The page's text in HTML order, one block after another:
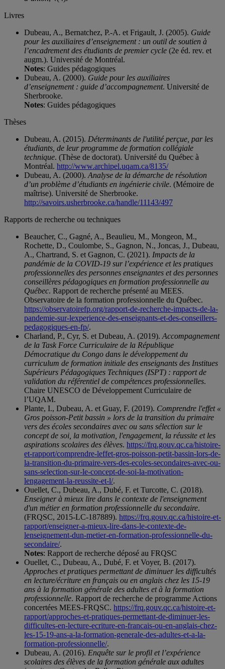
Livres
Dubeau, A., Bernatchez, P.-A. et Frigault, J. (2005). Guide
pour les auxiliaires d’enseignement : un outil de soutien à
l’encadrement des étudiants de premier cycle (2e éd. rev. et
augm.). Université de Montréal.
Notes: Guides pédagogiques
Dubeau, A. (2000). Guide pour les auxiliaires
d’enseignement : guide d’accompagnement. Université de
Sherbrooke.
Notes: Guides pédagogiques
Thèses
Dubeau, A. (2015). Déterminants de l'utilité perçue, par les
étudiants, de leur programme de formation collégiale
technique. (Thèse de doctorat). Université du Québec à
Montréal. http://www.archipel.uqam.ca/8135/
Dubeau, A. (2000). Analyse de la démarche de résolution
d’un problème d’étudiants en ingénierie civile. (Mémoire de
maîtrise). Université de Sherbrooke.
http://savoirs.usherbrooke.ca/handle/11143/497
Rapports de recherche ou techniques
Beaucher, C., Gagné, A., Beaulieu, M., Mongeon, M.,
Rochette, D., Coulombe, S., Gagnon, N., Joncas, J., Dubeau,
A., Chartrand, S. et Gagnon, C. (2021). Impacts de la
pandémie de la COVID-19 sur l’expérience et les pratiques
professionnelles des personnes enseignantes et des personnes
conseillères pédagogiques en formation professionnelle au
Québec. Rapport de recherche présenté au MEES.
Observatoire de la formation professionnelle du Québec.
https://observatoirefp.org/rapport-de-recherche-impacts-de-la-
pandemie-sur-lexperience-des-enseignants-et-des-conseillers-
pedagogiques-en-fp/.
Charland, P., Cyr, S. et Dubeau, A. (2019). Accompagnement
de la Task Force Curriculaire de la République
Démocratique du Congo dans le développement du
curriculum de formation initiale des enseignants des Institues
Supérieurs Pédagogiques Techniques (ISPT) : rapport de
validation du référentiel de compétences professionnelles.
Chaire UNESCO de Développement Curriculaire de
l’UQAM.
Plante, I., Dubeau, A. et Guay, F. (2019). Comprendre l'effet «
Gros poisson-Petit bassin » lors de la transition du primaire
vers des écoles secondaires avec ou sans sélection sur le
concept de soi, la motivation, l'engagement, la réussite et les
aspirations scolaires des élèves. https://frq.gouv.qc.ca/histoire-
et-rapport/comprendre-leffet-gros-poisson-petit-bassin-lors-de-
la-transition-du-primaire-vers-des-ecoles-secondaires-avec-ou-
sans-selection-sur-le-concept-de-soi-la-motivation-
lengagement-la-reussite-et-l/.
Ouellet, C., Dubeau, A., Dubé, F. et Turcotte, C. (2018).
Enseigner à mieux lire dans le contexte de l'enseignement
d'un métier en formation professionnelle du secondaire.
(FRQSC, 2015‐LC‐187889). https://frq.gouv.qc.ca/histoire-et-
rapport/enseigner-a-mieux-lire-dans-le-contexte-de-
lenseignement-dun-metier-en-formation-professionnelle-du-
secondaire/.
Notes: Rapport de recherche déposé au FRQSC
Ouellet, C., Dubeau, A., Dubé, F. et Voyer, B. (2017).
Approches et pratiques permettant de diminuer les difficultés
en lecture/écriture en français ou en anglais chez les 15-19
ans à la formation générale des adultes et à la formation
professionnelle. Rapport de recherche de programme Actions
concertées MEES-FRQSC. https://frq.gouv.qc.ca/histoire-et-
rapport/approches-et-pratiques-permettant-de-diminuer-les-
difficultes-en-lecture-ecriture-en-francais-ou-en-anglais-chez-
les-15-19-ans-a-la-formation-generale-des-adultes-et-a-la-
formation-professionnelle/.
Dubeau, A. (2016). Enquête sur le profil et l’expérience
scolaires des élèves de la formation générale aux adultes